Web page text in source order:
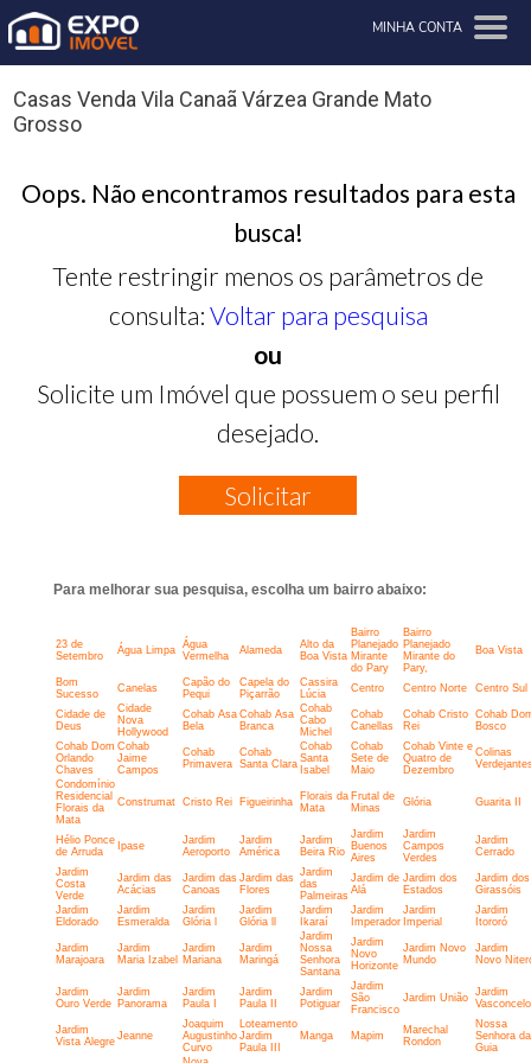
MINHA CONTA
Casas Venda Vila Canaã Várzea Grande Mato
Grosso
Oops. Não encontramos resultados para esta
busca!
Tente restringir menos os parâmetros de
consulta: Voltar para pesquisa
ou
Solicite um Imóvel que possuem o seu perfil
desejado.
Solicitar
Para melhorar sua pesquisa, escolha um bairro abaixo:
23 de
Setembro
Água Limpa
Água
Vermelha
Alameda
Alto da
Boa Vista
Bairro
Planejado
Mirante
do Pary
Bairro
Planejado
Mirante do
Pary,
Boa Vista
Bom
Sucesso
Canelas
Capão do
Pequi
Capela do
Piçarrão
Cassira
Lúcia
Centro Centro Norte Centro Sul
Cidade de
Deus
Cidade
Nova
Hollywood
Cohab Asa
Bela
Cohab Asa
Branca
Cohab
Cabo
Michel
Cohab
Canellas
Cohab Cristo
Rei
Cohab
Bosco
Cohab Dom
Orlando
Chaves
Cohab
Jaime
Campos
Cohab
Primavera
Cohab
Santa Clara
Cohab
Santa
Isabel
Cohab
Sete de
Maio
Cohab Vinte e
Quatro de
Dezembro
Colinas
Condomínio
Residencial
Florais da
Mata
Construmat Cristo Rei Figueirinha
Florais da
Mata
Frutal de
Minas
Glória Guarita II
Hélio Ponce
de Arruda
Ipase
Jardim
Aeroporto
Jardim
América
Jardim
Beira Rio
Jardim
Buenos
Aires
Jardim
Campos
Verdes
Jardim
Cerrado
Jardim
Costa
Verde
Jardim das
Acácias
Jardim das
Canoas
Jardim das
Flores
Jardim
das
Palmeiras
Jardim de
Alá
Jardim dos
Estados
Jardim dos
Girassóis
Jardim
Eldorado
Jardim
Esmeralda
Jardim
Glória l
Jardim
Glória ll
Jardim
Ikaraí
Jardim
Imperador
Jardim
Imperial
Jardim
Itororó
Jardim
Marajoara
Jardim
Maria Izabel
Jardim
Mariana
Jardim
Maringá
Jardim
Nossa
Senhora
Santana
Jardim
Novo
Horizonte
Jardim Novo
Mundo
Jardim
Novo
Jardim
Ouro Verde
Jardim
Panorama
Jardim
Paula I
Jardim
Paula II
Jardim
Potiguar
Jardim
São
Francisco
Jardim União
Jardim
Jardim
Vista Alegre Jeanne
Joaquim
Augustinho
Curvo
Loteamento
Jardim
Paula III
Manga Mapim
Marechal
Rondon
Nossa
Senhora da
Guia